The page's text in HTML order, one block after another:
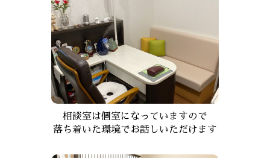
相談室は個室になっていますので
落ち着いた環境でお話しいただけます